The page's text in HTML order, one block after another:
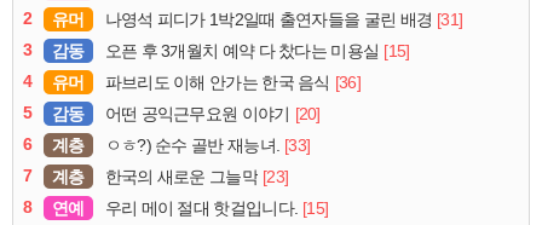
2
유머 나영석 피디가 1박2일때 출연자들을 굴린 배경 [31]
3
감동 오픈 후 3개월치 예약 다 찼다는 미용실 [15]
4
유머 파브리도 이해 안가는 한국 음식 [36]
5
감동 어떤 공익근무요원 이야기 [20]
6
계층 ㅇㅎ?) 순수 골반 재능녀. [33]
7
계층 한국의 새로운 그늘막 [23]
8
연예 우리 메이 절대 핫걸입니다. [15]